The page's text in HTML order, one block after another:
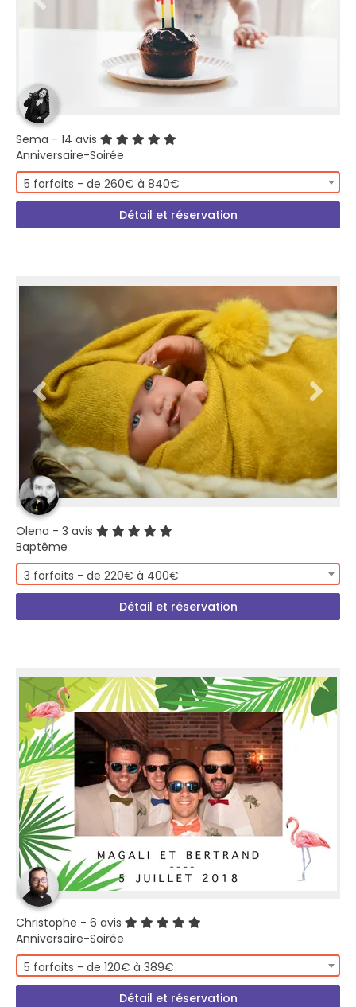
Sema - 14 avis
Anniversaire-Soirée
5 forfaits - de 260€ à 840€
Détail et réservation
Olena - 3 avis
Baptême
3 forfaits - de 220€ à 400€
Détail et réservation
Christophe - 6 avis
Anniversaire-Soirée
5 forfaits - de 120€ à 389€
Détail et réservation